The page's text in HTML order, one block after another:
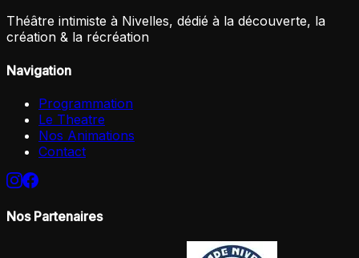
Théâtre intimiste à Nivelles, dédié à la découverte, la
création & la récréation
Navigation
Programmation
Le Theatre
Nos Animations
Contact
Nos Partenaires